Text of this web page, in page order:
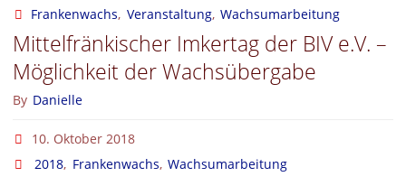
Ausstellung
der
e.V."
Frankenwachs, Veranstaltung, Wachsumarbeitung
Mittelfränkischer Imkertag der BIV e.V. –
Möglichkeit der Wachsübergabe
By Danielle
10. Oktober 2018
2018, Frankenwachs, Wachsumarbeitung